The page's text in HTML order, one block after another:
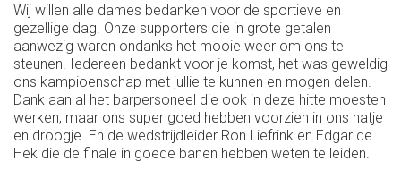
Wij willen alle dames bedanken voor de sportieve en
gezellige dag. Onze supporters die in grote getalen
aanwezig waren ondanks het mooie weer om ons te
steunen. Iedereen bedankt voor je komst, het was geweldig
ons kampioenschap met jullie te kunnen en mogen delen.
Dank aan al het barpersoneel die ook in deze hitte moesten
werken, maar ons super goed hebben voorzien in ons natje
en droogje. En de wedstrijdleider Ron Liefrink en Edgar de
Hek die de finale in goede banen hebben weten te leiden.